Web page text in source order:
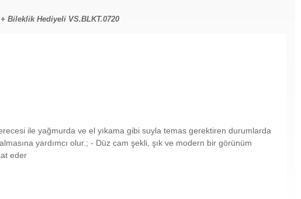
Bileklik Hediyeli VS.BLKT.0720
ile yağmurda ve el yıkama gibi suyla temas gerektiren durumlarda
yardımcı olur.; - Düz cam şekli, şık ve modern bir görünüm
eder